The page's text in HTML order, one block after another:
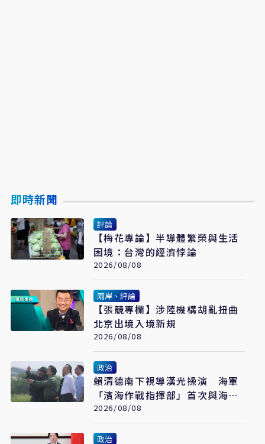
即時新聞
評論
【梅花專論】半導體繁榮與生活
困境：台灣的經濟悖論
2026/08/08
兩岸、評論
【張競專欄】涉陸機構胡亂扭曲
北京出境入境新規
2026/08/08
政治
賴清德南下視導漢光操演 海軍
「濱海作戰指揮部」首次與海巡
聯合操演
2026/08/08
政治